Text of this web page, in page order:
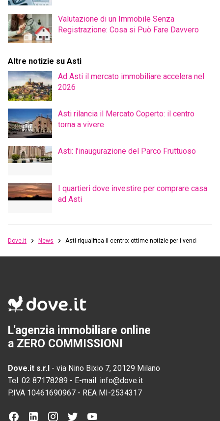
Valutazione di un Immobile Senza
Registrazione: Cosa si Può Fare Davvero
Altre notizie su Asti
Ad Asti il mercato immobiliare accelera nel
2026
Asti rilancia il Mercato Coperto: il centro
torna a vivere
Asti: l’inaugurazione del Parco Fruttuoso
I quartieri dove investire per comprare casa
ad Asti
Dove.it News Asti riqualifica il centro: ottime notizie per i venditori
L'agenzia immobiliare online
a ZERO COMMISSIONI
Dove.it s.r.l - via Nino Bixio 7, 20129 Milano
Tel: 02 87178289 - E-mail: info@dove.it
P.IVA 10461690967 - REA MI-2534317